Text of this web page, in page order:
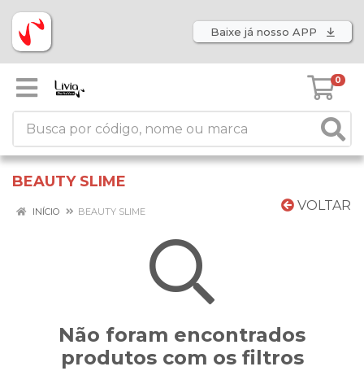
Baixe já nosso APP
0
BEAUTY SLIME
VOLTAR
INÍCIO BEAUTY SLIME
Não foram encontrados
produtos com os filtros